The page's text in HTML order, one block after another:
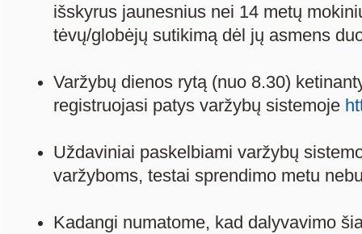
išskyrus jaunesnius nei 14 metų
tėvų/globėjų sutikimą dėl jų asmens
Varžybų dienos rytą (nuo 8.30)
registruojasi patys varžybų sistemoje
Uždaviniai paskelbiami varžybų
varžyboms, testai sprendimo metu
Kadangi numatome, kad dalyvavimo